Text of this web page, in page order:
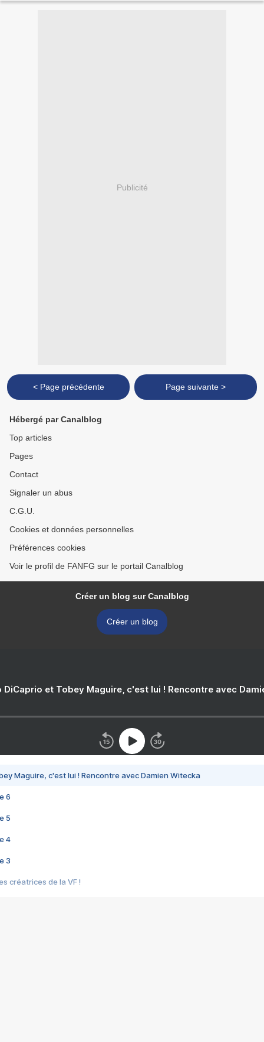
Publicité
< Page précédente Page suivante >
Hébergé par Canalblog
Top articles
Pages
Contact
Signaler un abus
C.G.U.
Cookies et données personnelles
Préférences cookies
Voir le profil de FANFG sur le portail Canalblog
Créer un blog sur Canalblog
Créer un blog
DiCaprio et Tobey Maguire, c'est lui ! Rencontre avec
Maguire, c'est lui ! Rencontre avec Damien Witecka
6
5
4
3
créatrices de la VF !